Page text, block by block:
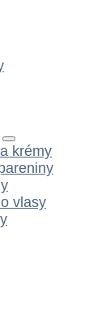
krémy
vlasy